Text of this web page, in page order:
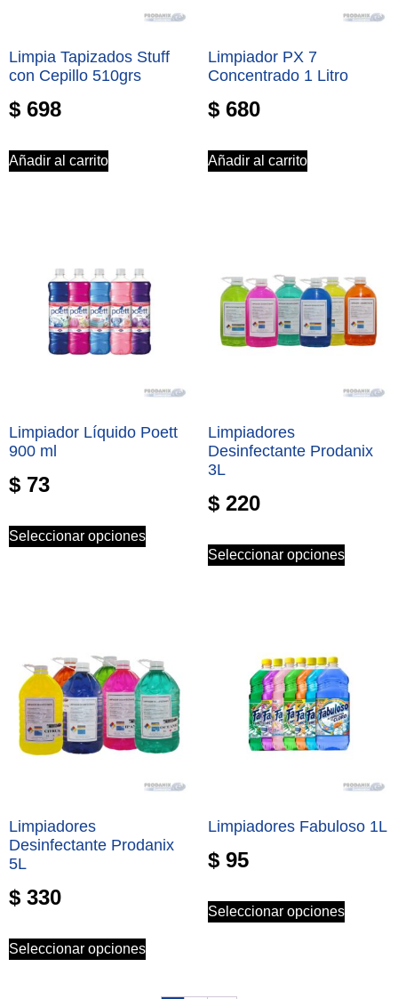
Limpia Tapizados Stuff
con Cepillo 510grs
$ 698
Añadir al carrito
Limpiador PX 7
Concentrado 1 Litro
$ 680
Añadir al carrito
Limpiador Líquido Poett
900 ml
$ 73
Seleccionar opciones
Limpiadores
Desinfectante Prodanix
3L
$ 220
Seleccionar opciones
Limpiadores
Desinfectante Prodanix
5L
$ 330
Seleccionar opciones
Limpiadores Fabuloso 1L
$ 95
Seleccionar opciones